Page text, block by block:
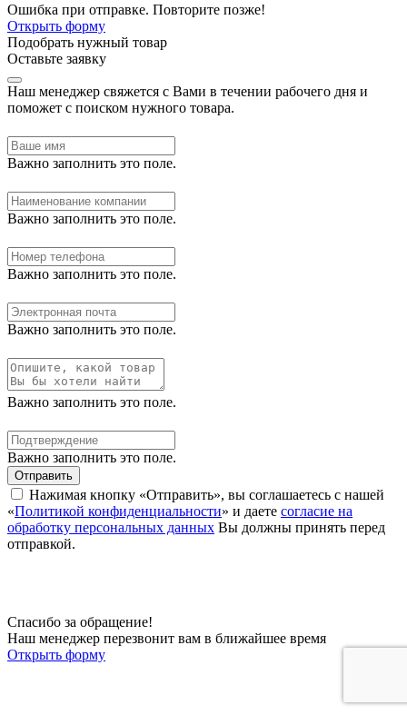
Ошибка при отправке. Повторите позже!
Открыть форму
Подобрать нужный товар
Оставьте заявку
Наш менеджер свяжется с Вами в течении рабочего дня и
поможет с поиском нужного товара.
Важно заполнить это поле.
Важно заполнить это поле.
Важно заполнить это поле.
Важно заполнить это поле.
Важно заполнить это поле.
Важно заполнить это поле.
Отправить
Нажимая кнопку «Отправить», вы соглашаетесь с нашей
«Политикой конфиденциальности» и даете согласие на
обработку персональных данных Вы должны принять перед
отправкой.
Спасибо за обращение!
Наш менеджер перезвонит вам в ближайшее время
Открыть форму